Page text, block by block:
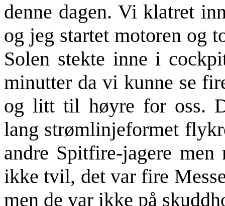
denne dagen. Vi klatret
og jeg startet motoren og
Solen stekte inne i
minutter da vi kunne se
og litt til høyre for oss.
lang strømlinjeformet
andre Spitfire-jagere
ikke tvil, det var fire
men de var ikke på